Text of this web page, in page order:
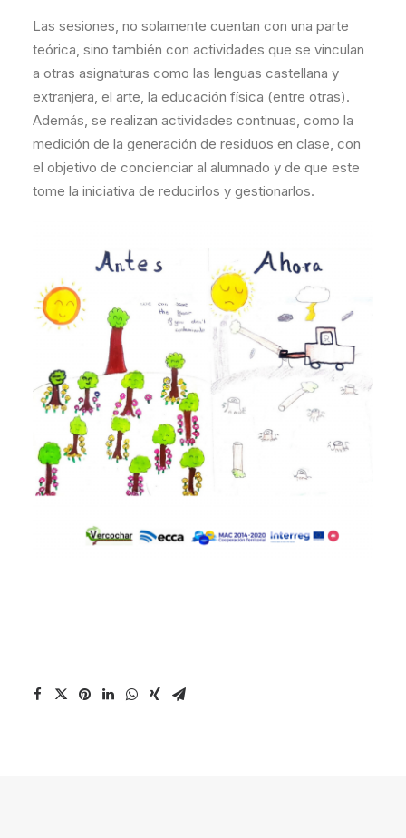
Las sesiones, no solamente cuentan con una parte
teórica, sino también con actividades que se vinculan
a otras asignaturas como las lenguas castellana y
extranjera, el arte, la educación física (entre otras).
Además, se realizan actividades continuas, como la
medición de la generación de residuos en clase, con
el objetivo de concienciar al alumnado y de que este
tome la iniciativa de reducirlos y gestionarlos.